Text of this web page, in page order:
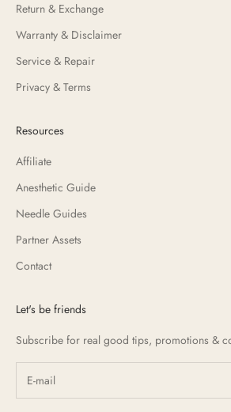
Return & Exchange
Warranty & Disclaimer
Service & Repair
Privacy & Terms
Resources
Affiliate
Anesthetic Guide
Needle Guides
Partner Assets
Contact
Let's be friends
Subscribe for real good tips, promotions &